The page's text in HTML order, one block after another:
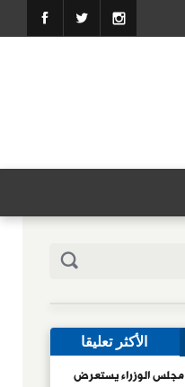
الأكثر تعليقا
مجلس الوزراء يستعرض